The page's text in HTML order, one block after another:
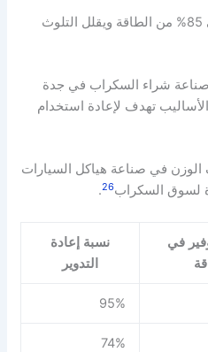
إعادة تدوير النحاس يوفر حوالي 85% من الطاقة ويقلل التلوث
صناعة شراء السكراب في جدة
تهدف لإعادة استخدام
الوزن في صناعة هياكل السيارات
لسوق السكراب26
.
في
نسبة إعادة
التدوير
95%
74%